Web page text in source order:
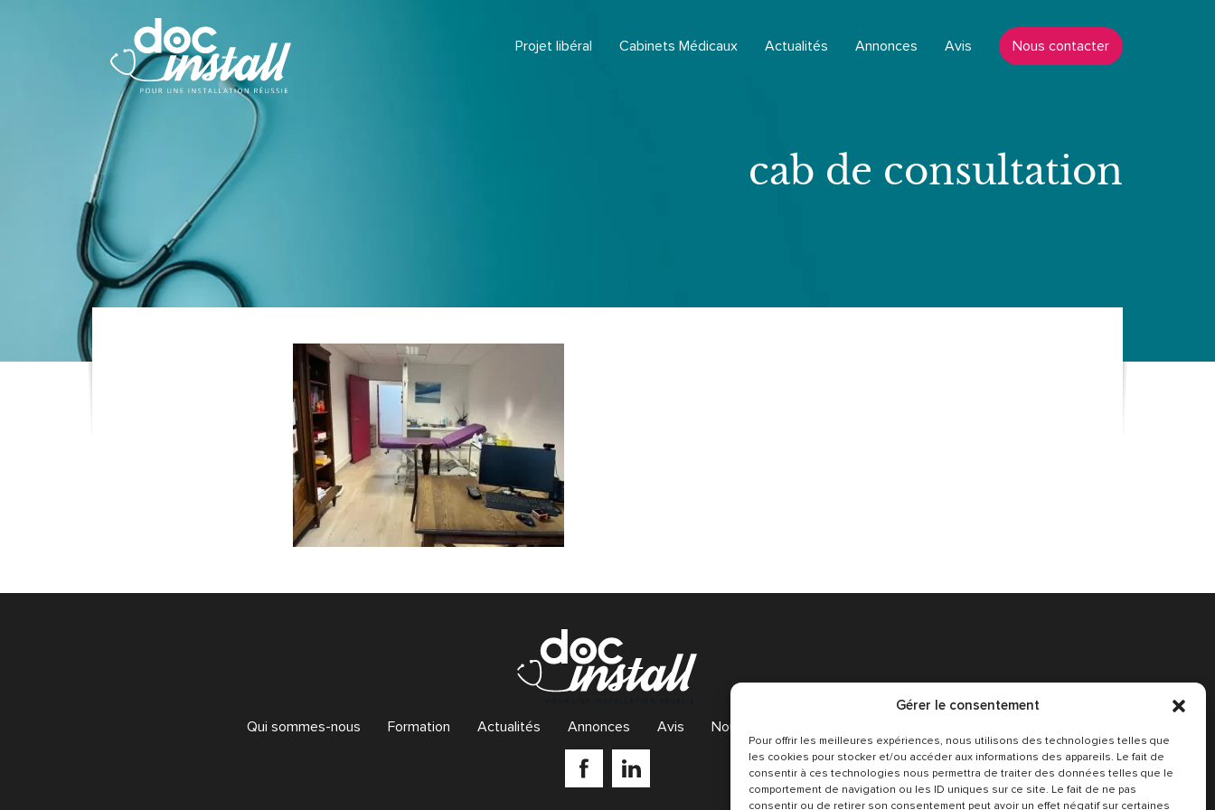
Gérer le consentement
Pour offrir les meilleures expériences, nous utilisons des technologies telles que
les cookies pour stocker et/ou accéder aux informations des appareils. Le fait de
consentir à ces technologies nous permettra de traiter des données telles que le
comportement de navigation ou les ID uniques sur ce site. Le fait de ne pas
consentir ou de retirer son consentement peut avoir un effet négatif sur certaines
Projet libéral Cabinets Médicaux Actualités Annonces Avis Nous contacter
cab de consultation
Qui sommes-nous Formation Actualités Annonces Avis Nous contacter